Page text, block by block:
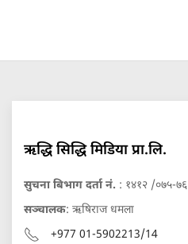
ऋद्धि सिद्धि मिडिया प्रा.लि.
सुचना बिभाग दर्ता नं. : १४१२ /०७५-७६
सञ्चालक: ऋषिराज धमला
+977 01-5902213/14